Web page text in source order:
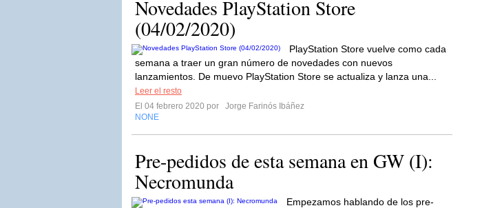
Novedades PlayStation Store
(04/02/2020)
PlayStation Store vuelve como cada
semana a traer un gran número de novedades con nuevos
lanzamientos. De muevo PlayStation Store se actualiza y lanza una...
Leer el resto
El 04 febrero 2020 por
Jorge Farinós Ibáñez
NONE
Pre-pedidos de esta semana en GW (I):
Necromunda
Empezamos hablando de los pre-